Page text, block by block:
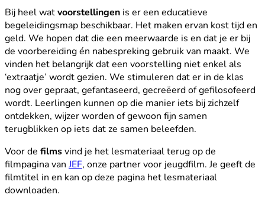
Bij heel watvoorstellingen is er een educatieve
begeleidingsmap beschikbaar. Het maken ervan kost tijd en
geld. We hopen dat die een meerwaarde is en dat je er bij
de voorbereiding én nabespreking gebruik van maakt. We
vinden het belangrijk dat een voorstelling niet enkel als
‘extraatje’ wordt gezien. We stimuleren dat er in de klas
nog over gepraat, gefantaseerd, gecreëerd of gefilosofeerd
wordt. Leerlingen kunnen op die manier iets bij zichzelf
ontdekken, wijzer worden of gewoon fijn samen
terugblikken op iets dat ze samen beleefden.
Voor de filmsvind je het lesmateriaal terug op de
filmpagina vanJEF, onze partner voor jeugdfilm. Je geeft de
filmtitel in en kan op deze pagina het lesmateriaal
downloaden.